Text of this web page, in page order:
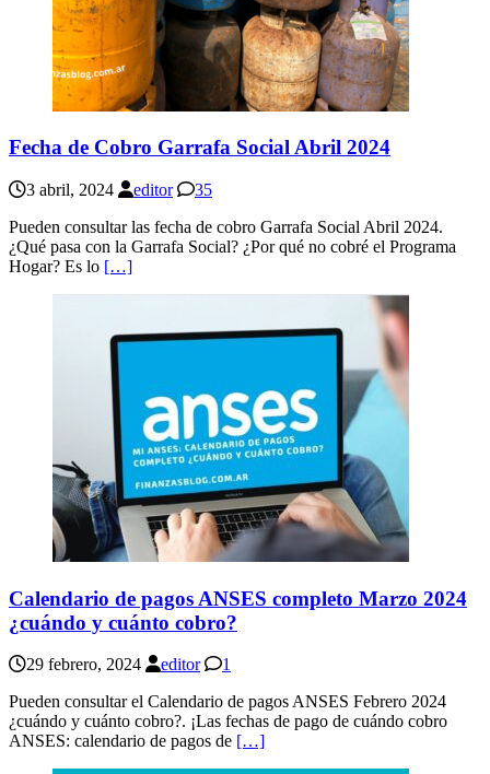
Fecha de Cobro Garrafa Social Abril 2024
3 abril, 2024 editor
35
Pueden consultar las fecha de cobro Garrafa Social Abril 2024.
¿Qué pasa con la Garrafa Social? ¿Por qué no cobré el Programa
Hogar? Es lo […]
Calendario de pagos ANSES completo Marzo 2024
¿cuándo y cuánto cobro?
29 febrero, 2024 editor
1
Pueden consultar el Calendario de pagos ANSES Febrero 2024
¿cuándo y cuánto cobro?. ¡Las fechas de pago de cuándo cobro
ANSES: calendario de pagos de […]